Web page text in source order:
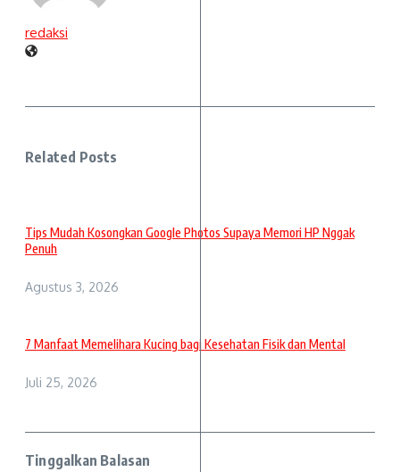
redaksi
Related Posts
Tips Mudah Kosongkan Google Photos Supaya Memori HP Nggak
Penuh
Agustus 3, 2026
7 Manfaat Memelihara Kucing bagi Kesehatan Fisik dan Mental
Juli 25, 2026
Tinggalkan Balasan